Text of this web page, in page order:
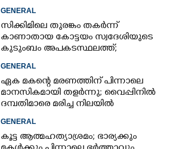
GENERAL
സിക്കിമിലെ തുരങ്കം തകർന്ന്
കാണാതായ കോട്ടയം സ്വദേശിയുടെ
കുടുംബം അപകടസ്ഥലത്ത്;
രക്ഷാപ്രവർത്തനം ദുഷ്‌കരമെന്ന്
വിവരം
GENERAL
ഏക മകന്റെ മരണത്തിന് പിന്നാലെ
മാനസികമായി തളർന്നു; വൈപ്പിനിൽ
ദമ്പതിമാരെ മരിച്ച നിലയിൽ
കണ്ടെത്തി
GENERAL
കൂട്ട ആത്മഹത്യാശ്രമം; ഭാര്യക്കും